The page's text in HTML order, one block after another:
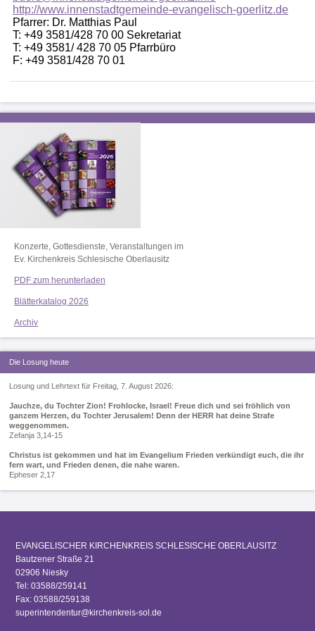
http://www.innenstadtgemeinde-evangelisch-goerlitz.de
Pfarrer: Dr. Matthias Paul
T: +49 3581/428 70 00 Sekretariat
T: +49 3581/ 428 70 05 Pfarrbüro
F: +49 3581/428 70 01
Konzerte, Gottesdienste, Veranstaltungen im
Ev. Kirchenkreis Schlesische Oberlausitz
PDF zum herunterladen
Blätterkatalog 2026
Archiv
Die Losung heute
Losung und Lehrtext für Freitag, 7. August 2026:
Jauchze, du Tochter Zion! Frohlocke, Israel! Freue dich und sei fröhlich von
ganzem Herzen, du Tochter Jerusalem! Denn der HERR hat deine Strafe
weggenommen.
Zefanja 3,14-15
Christus ist gekommen und hat im Evangelium Frieden verkündigt euch, die ihr
fern wart, und Frieden denen, die nahe waren.
Epheser 2,17
EVANGELISCHER KIRCHENKREIS SCHLESISCHE OBERLAUSITZ
Bautzener Straße 21
02906 Niesky
Tel: 03588/259141
Fax: 03588/259138
superintendentur@kirchenkreis-sol.de